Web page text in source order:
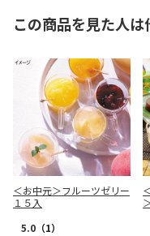
この商品を見た人
＜お中元＞フルーツゼリー
１５入
5.0 （1）